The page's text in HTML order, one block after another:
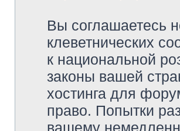
Вы соглашаетесь
клеветнических
к национальной
законы вашей
хостинга для
право. Попытки
вашему